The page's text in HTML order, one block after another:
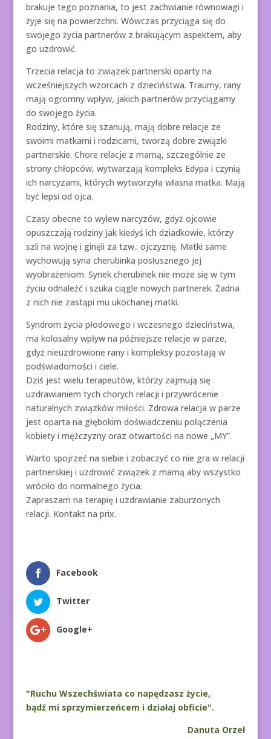
brakuje tego poznania, to jest zachwianie równowagi i
żyje się na powierzchni. Wówczas przyciąga się do
swojego życia partnerów z brakującym aspektem, aby
go uzdrowić.
Trzecia relacja to związek partnerski oparty na
wcześniejszych wzorcach z dzieciństwa. Traumy, rany
mają ogromny wpływ, jakich partnerów przyciągamy
do swojego życia.
Rodziny, które się szanują, mają dobre relacje ze
swoimi matkami i rodzicami, tworzą dobre związki
partnerskie. Chore relacje z mamą, szczególnie ze
strony chłopców, wytwarzają kompleks Edypa i czynią
ich narcyzami, których wytworzyła własna matka. Mają
być lepsi od ojca.
Czasy obecne to wylew narcyzów, gdyż ojcowie
opuszczają rodziny jak kiedyś ich dziadkowie, którzy
szli na wojnę i ginęli za tzw.: ojczyznę. Matki same
wychowują syna cherubinka posłusznego jej
wyobrażeniom. Synek cherubinek nie może się w tym
życiu odnaleźć i szuka ciągle nowych partnerek. Żadna
z nich nie zastąpi mu ukochanej matki.
Syndrom życia płodowego i wczesnego dzieciństwa,
ma kolosalny wpływ na późniejsze relacje w parze,
gdyż nieuzdrowione rany i kompleksy pozostają w
podświadomości i ciele.
Dziś jest wielu terapeutów, którzy zajmują się
uzdrawianiem tych chorych relacji i przywrócenie
naturalnych związków miłości. Zdrowa relacja w parze
jest oparta na głębokim doświadczeniu połączenia
kobiety i mężczyzny oraz otwartości na nowe „MY”.
Warto spojrzeć na siebie i zobaczyć co nie gra w relacji
partnerskiej i uzdrowić związek z mamą aby wszystko
wróciło do normalnego życia.
Zapraszam na terapię i uzdrawianie zaburzonych
relacji. Kontakt na prix.
Facebook
Twitter
Google+
"Ruchu Wszechświata co napędzasz życie,
bądź mi sprzymierzeńcem i działaj obficie".
Danuta Orzeł